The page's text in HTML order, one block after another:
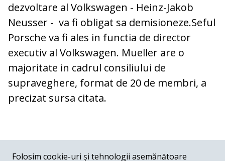
dezvoltare al Volkswagen - Heinz-Jakob
Neusser - va fi obligat sa demisioneze.Seful
Porsche va fi ales in functia de director
executiv al Volkswagen. Mueller are o
majoritate in cadrul consiliului de
supraveghere, format de 20 de membri, a
precizat sursa citata.
COMENTARII
Folosim cookie-uri și tehnologii asemănătoare